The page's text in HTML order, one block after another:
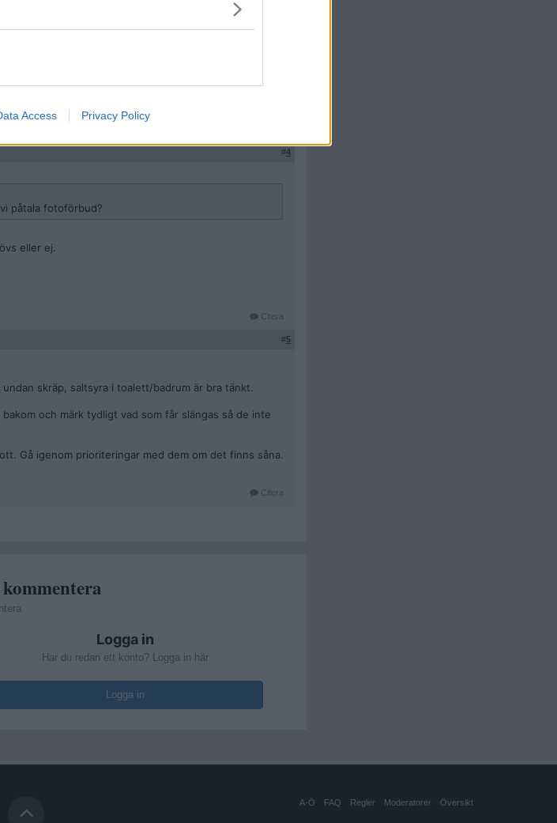
Access Privacy Policy
de sett.
ett par år före det.
det rent och snyggt.
fotoförbud?
#4
påtala fotoförbud?
eller ej.
Citera
#5
skräp, saltsyra i toalett/badrum är bra tänkt.
och märk tydligt vad som får slängas så de inte
Gå igenom prioriteringar med dem om det finns såna.
Citera
Logga in
Har du redan ett konto? Logga in här
Logga in
A-Ö FAQ Regler Moderatorer Översikt